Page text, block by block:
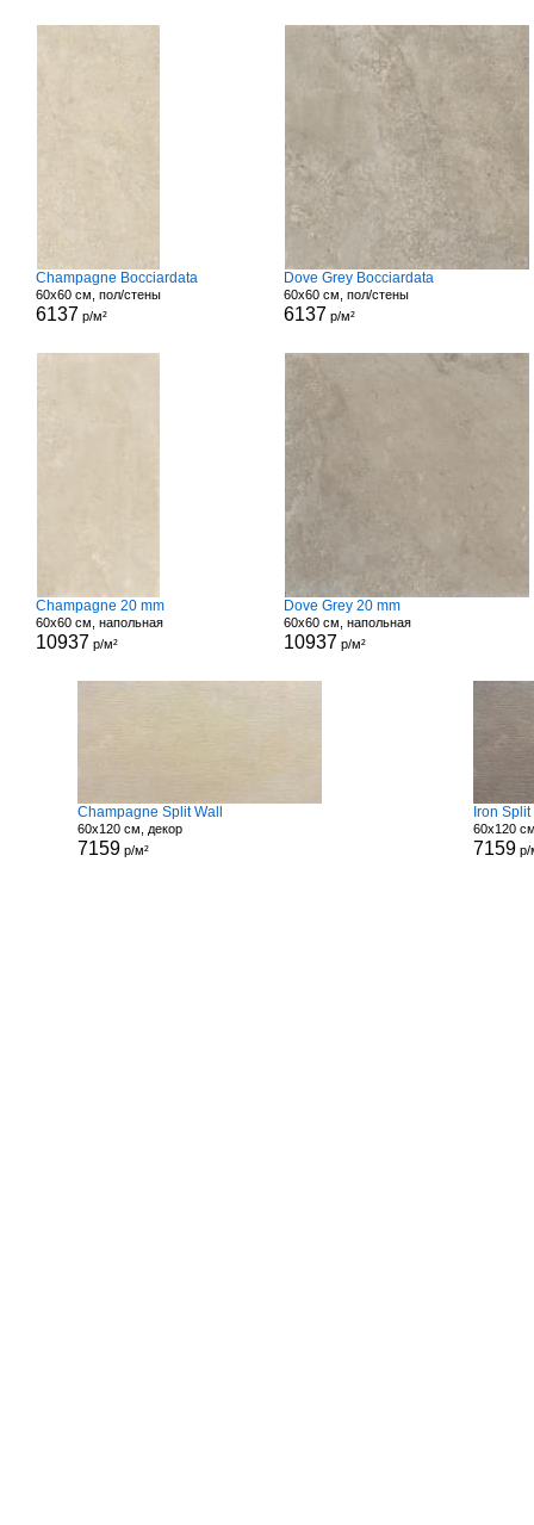
Champagne Bocciardata
60x60 см, пол/стены
6137 р/м²
Dove Grey Bocciardata
60x60 см, пол/стены
6137 р/м²
Champagne 20 mm
60x60 см, напольная
10937 р/м²
Dove Grey 20 mm
60x60 см, напольная
10937 р/м²
Champagne Split Wall
60x120 см, декор
7159 р/м²
Iron
60x120
7159 р/